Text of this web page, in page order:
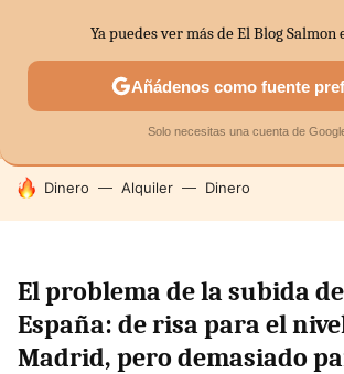
MENÚ
ECONOMÍA DOMÉSTICA
HOY SE HABLA DE
Dinero Alquiler Dinero
El problema de la subida
España: de risa para el
Madrid, pero demasiado
Ya puedes ver más de El Blog Salmon
Añádenos como fuente
Solo necesitas una cuenta de